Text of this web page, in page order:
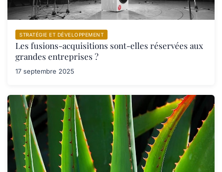
STRATÉGIE ET DÉVELOPPEMENT
Les fusions-acquisitions sont-elles réservées aux
grandes entreprises ?
17 septembre 2025